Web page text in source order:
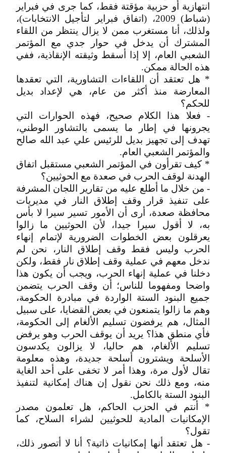
انتهازية أو حزبية مؤقتة فقط، كما جرى في فبراير
(شباط) 2009، (اتفاق فبراير لتأجيل الانتخابات)،
ولذلك، أنا مستغرب ممن لا يزال ينتظر من اللقاء
المشترك أن يدخل في حوار جدي مع المؤتمر
الشعبي العام، إلا إذا أسقط وثيقته الإنقاذية، ففي
هذه الحالة ممكن.
* هل تعتقد أن اللقاءات التشاورية، التي تعقدها
المعارضة منذ أكثر من عام، هي لإعداد بديل
للحكم؟
- فعلا هذا الكلام صحيح، فهذه الحوارات التي
يجرونها في إطار ما يسمى بالتشاور الوطني،
تهدف إلى تجهيز بديل للرئيس علي عبد الله صالح
والمؤتمر الشعبي العام.
* كيف تقرأون في المؤتمر الشعبي مستقبل اتفاق
الهدنة لوقف الحرب في صعدة مع الحوثيين؟
- من خلال ما أطلع عليه من تقارير اللجان المشرفة
على تنفيذ قرار وقف إطلاق النار في مديريات
محافظة صعدة، أرى أن الأمور تسير سيرا لا بأس
به، لا أقول سيرا جيدا، لأن الحوثيين ما زالوا
يعرقلون بعض الخطوات الضرورية لإتمام إنهاء
الحرب وليس فقط وقف إطلاق النار، نحن لم
ندخل معهم في عملية وقف إطلاق نار فقط، ولكن
دخلنا في عملية إنهاء الحرب، ويجب أن يكون هذا
واضحا ومفهوما للناس؛ أن وقف الحرب يتضمن
جميع البنود الستة الواردة في مبادرة الحكومة،
وهم ما زالوا يتمنعون في بعض القضايا، على سبيل
المثال، هم يرفضون تسليم الألغام إلى الحكومة،
فأي منطق هذا؟ يريد أن يوقف الحرب وهو يرفض
تسليم الألغام، هم حاليا، لا يزالون يكدسون
الأسلحة ويشترون أسلحة جديدة، وهذه معلومة
تقال لأول مرة، وهذا أمر لا تخفى على أحد الغاية
منه، ومع ذلك نحن نقول إن هناك إمكانية لتنفيذ
البنود الستة بالكامل.
* أنتم في الحزب الحاكم، هل تعلمون مصدر
الإمكانيات المادية للحوثيين لشراء السلاح، كما
تقول؟
- هل تعتقد أنها إمكانيات ذاتية؟ أنا لا أتصور ذلك،